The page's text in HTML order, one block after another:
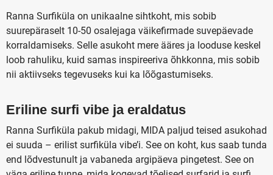
Ranna Surfiküla on unikaalne sihtkoht, mis sobib
suurepäraselt 10-50 osalejaga väikefirmade suvepäevade
korraldamiseks. Selle asukoht mere ääres ja looduse keskel
loob rahuliku, kuid samas inspireeriva õhkkonna, mis sobib
nii aktiivseks tegevuseks kui ka lõõgastumiseks.
Eriline surfi vibe ja eraldatus
Ranna Surfiküla pakub midagi, MIDA paljud teised asukohad
ei suuda – erilist surfiküla vibe’i. See on koht, kus saab tunda
end lõdvestunult ja vabaneda argipäeva pingetest. See on